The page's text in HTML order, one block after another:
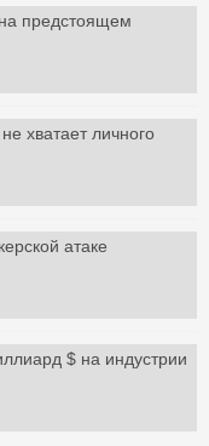
предстоящем
хватает личного
атаке
$ на индустрии